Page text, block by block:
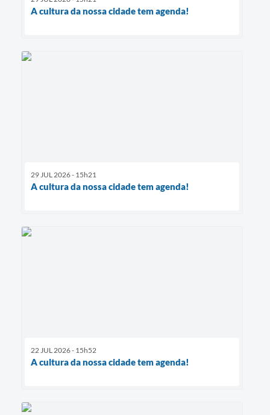
A cultura da nossa cidade tem agenda!
29 JUL 2026 - 15h21
A cultura da nossa cidade tem agenda!
22 JUL 2026 - 15h52
A cultura da nossa cidade tem agenda!